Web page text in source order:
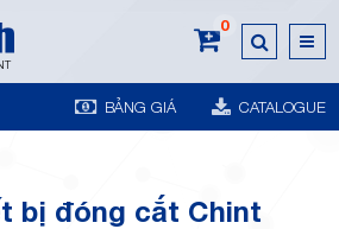
0
BẢNG GIÁ CATALOGUE
bị đóng cắt Chint